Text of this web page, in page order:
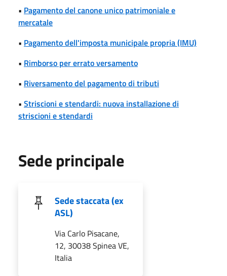
• Pagamento del canone unico patrimoniale e
mercatale
• Pagamento dell'imposta municipale propria (IMU)
• Rimborso per errato versamento
• Riversamento del pagamento di tributi
• Striscioni e stendardi: nuova installazione di
striscioni e stendardi
Sede principale
Sede staccata (ex
ASL)
Via Carlo Pisacane,
12, 30038 Spinea VE,
Italia